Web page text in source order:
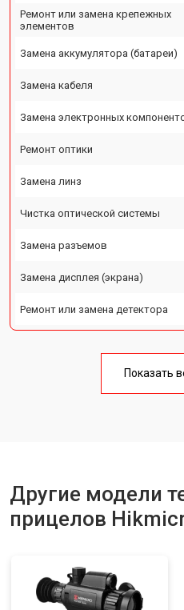
Ремонт или замена крепежных
элементов
Замена аккумулятора (батареи)
Замена кабеля
Замена электронных
Ремонт оптики
Замена линз
Чистка оптической системы
Замена разъемов
Замена дисплея (экрана)
Ремонт или замена детектора
Показать
Другие модели
прицелов